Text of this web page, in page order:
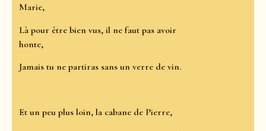
Marie,
Là pour être bien vus, il ne faut pas avoir
honte,
Jamais tu ne partiras sans un verre de vin.
Et un peu plus loin, la cabane de Pierre,